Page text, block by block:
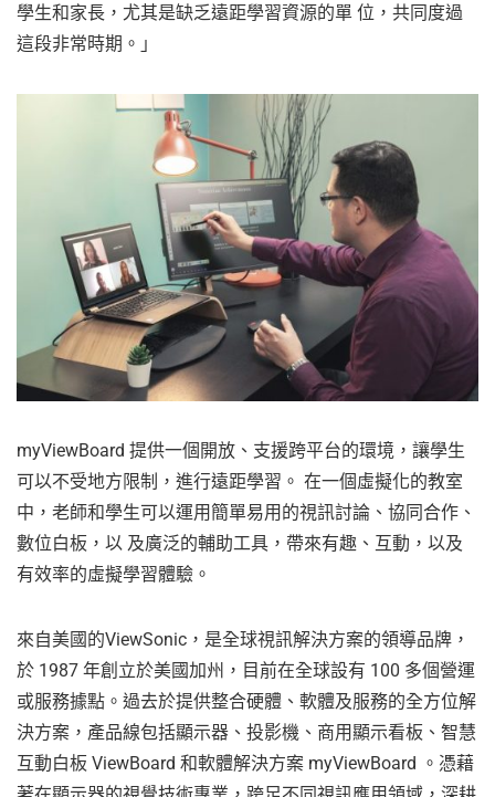
學生和家長，尤其是缺乏遠距學習資源的單 位，共同度過
這段非常時期。」
myViewBoard 提供一個開放、支援跨平台的環境，讓學生
可以不受地方限制，進行遠距學習。 在一個虛擬化的教室
中，老師和學生可以運用簡單易用的視訊討論、協同合作、
數位白板，以 及廣泛的輔助工具，帶來有趣、互動，以及
有效率的虛擬學習體驗。
來自美國的ViewSonic，是全球視訊解決方案的領導品牌，
於 1987 年創立於美國加州，目前在全球設有 100 多個營運
或服務據點。過去於提供整合硬體、軟體及服務的全方位解
決方案，產品線包括顯示器、投影機、商用顯示看板、智慧
互動白板 ViewBoard 和軟體解決方案 myViewBoard 。憑藉